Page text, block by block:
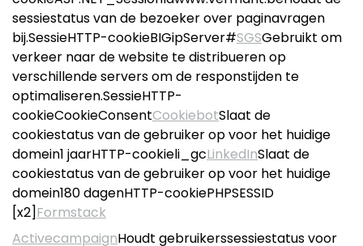
sessiestatus van de bezoeker over paginavragen
bij.SessieHTTP-cookieBIGipServer#SGSGebruikt om
verkeer naar de website te distribueren op
verschillende servers om de responstijden te
optimaliseren.SessieHTTP-
cookieCookieConsentCookiebotSlaat de
cookiestatus van de gebruiker op voor het huidige
domein1 jaarHTTP-cookieli_gcLinkedInSlaat de
cookiestatus van de gebruiker op voor het huidige
domein180 dagenHTTP-cookiePHPSESSID
[x2]Formstack
ActivecampaignHoudt gebruikerssessiestatus voor